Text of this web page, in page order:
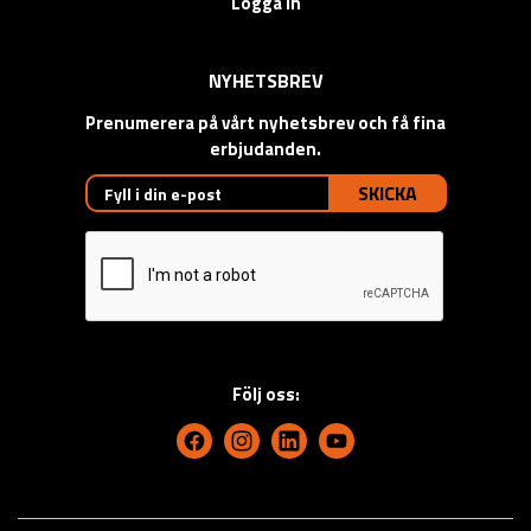
NYHETSBREV
Prenumerera på vårt nyhetsbrev och få fina
erbjudanden.
SKICKA
Följ oss: